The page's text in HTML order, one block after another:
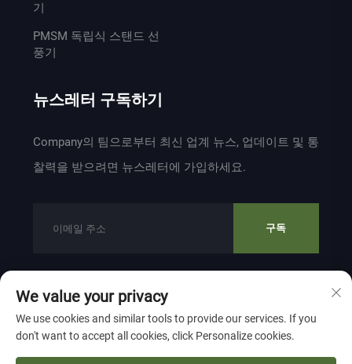
기
PMSM 독립식 스탠드 선
풍기
뉴스레터 구독하기
Company의 팀으로부터 최신 업계 뉴스, 업데이트 및 통
찰력을 받으려면 뉴스레터에 가입하세요.
구독
저작권 © 2024 ZHEJIANG WEIYU VENTILATION
ELECTROMECHANICAL CO.,LTD 소유
개인정보 보호 정책
맨 위로 이동
We value your privacy
We use cookies and similar tools to provide our services. If you
don't want to accept all cookies, click Personalize cookies.